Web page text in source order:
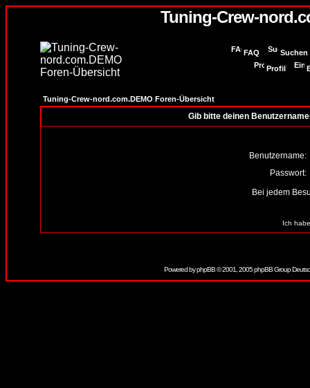
Tuning-Crew-
FAQ
Suchen
Profil
Tuning-Crew-nord.com.DEMO Foren-Übersicht
Gib bitte deinen
Benutzername:
Passwort:
Bei jedem
Ich
Powered byphpBB© 2001, 2005 phpBB Group